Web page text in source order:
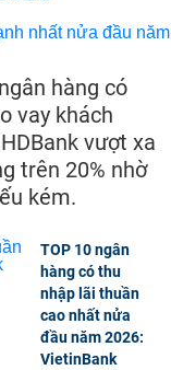
hàng có
vay khách
vượt xa
trên 20% nhờ
kém.
TOP 10 ngân
hàng có thu
nhập lãi thuần
cao nhất nửa
đầu năm 2026:
VietinBank